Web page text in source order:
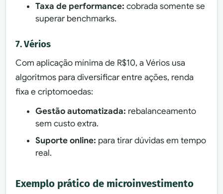
Taxa de performance: cobrada somente se
superar benchmarks.
7. Vérios
Com aplicação mínima de R$10, a Vérios usa
algoritmos para diversificar entre ações, renda
fixa e criptomoedas:
Gestão automatizada: rebalanceamento
sem custo extra.
Suporte online: para tirar dúvidas em tempo
real.
Exemplo prático de microinvestimento